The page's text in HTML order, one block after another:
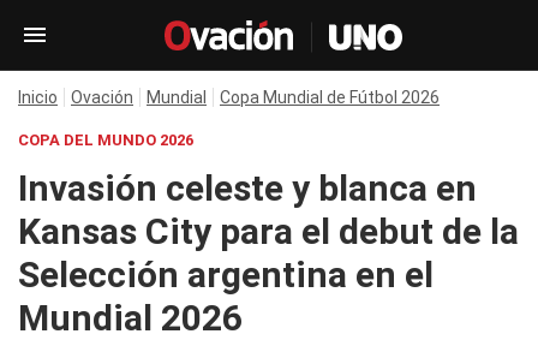
Inicio Ovación Mundial Copa Mundial de Fútbol 2026
COPA DEL MUNDO 2026
Invasión celeste y blanca en
Kansas City para el debut de la
Selección argentina en el
Mundial 2026